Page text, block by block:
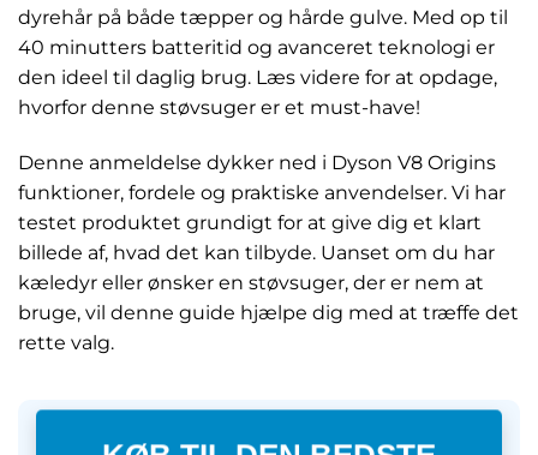
dyrehår på både tæpper og hårde gulve. Med op til
40 minutters batteritid og avanceret teknologi er
den ideel til daglig brug. Læs videre for at opdage,
hvorfor denne støvsuger er et must-have!
Denne anmeldelse dykker ned i Dyson V8 Origins
funktioner, fordele og praktiske anvendelser. Vi har
testet produktet grundigt for at give dig et klart
billede af, hvad det kan tilbyde. Uanset om du har
kæledyr eller ønsker en støvsuger, der er nem at
bruge, vil denne guide hjælpe dig med at træffe det
rette valg.